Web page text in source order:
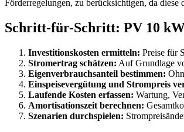
Förderregelungen, zu berücksichtigen, da
Schritt-für-Schritt: PV 10
Investitionskosten ermitteln: Preise für
Stromertrag schätzen: Auf Grundlage
Eigenverbrauchsanteil bestimmen:
Einspeisevergütung und Strompreis
Laufende Kosten erfassen: Wartung,
Amortisationszeit berechnen:
Szenarien durchspielen: